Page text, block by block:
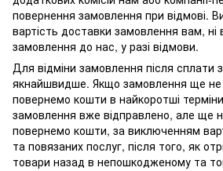
повернення замовлення при відмові.
вартість доставки замовлення вам, ні
замовлення до нас, у разі відмови.
Для відміни замовлення після сплати
якнайшвидше. Якщо замовлення ще не
повернемо кошти в найкоротші
замовлення вже відправлено, але ще
повернемо кошти, за виключенням
та повязаних послуг, після того, як
товари назад в непошкодженому та